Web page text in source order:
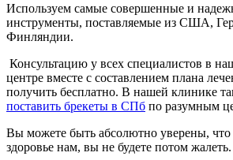
Используем самые совершенные и
инструменты, поставляемые из США,
Финляндии.
Консультацию у всех специалистов в
центре вместе с составлением плана
получить бесплатно. В нашей клинике
поставить брекеты в СПб по разумным
Вы можете быть абсолютно уверены, что
здоровье нам, вы не будете потом жалеть.